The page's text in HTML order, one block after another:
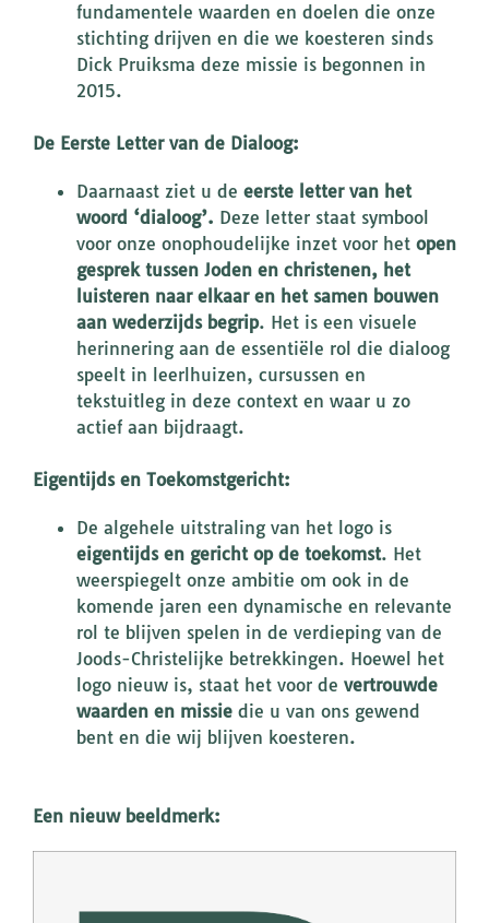
fundamentele waarden en doelen die onze
stichting drijven en die we koesteren sinds
Dick Pruiksma deze missie is begonnen in
2015.
De Eerste Letter van de Dialoog:
Daarnaast ziet u de eerste letter van het
woord ‘dialoog’. Deze letter staat symbool
voor onze onophoudelijke inzet voor het open
gesprek tussen Joden en christenen, het
luisteren naar elkaar en het samen bouwen
aan wederzijds begrip. Het is een visuele
herinnering aan de essentiële rol die dialoog
speelt in leerlhuizen, cursussen en
tekstuitleg in deze context en waar u zo
actief aan bijdraagt.
Eigentijds en Toekomstgericht:
De algehele uitstraling van het logo is
eigentijds en gericht op de toekomst. Het
weerspiegelt onze ambitie om ook in de
komende jaren een dynamische en relevante
rol te blijven spelen in de verdieping van de
Joods-Christelijke betrekkingen. Hoewel het
logo nieuw is, staat het voor de vertrouwde
waarden en missie die u van ons gewend
bent en die wij blijven koesteren.
Een nieuw beeldmerk: